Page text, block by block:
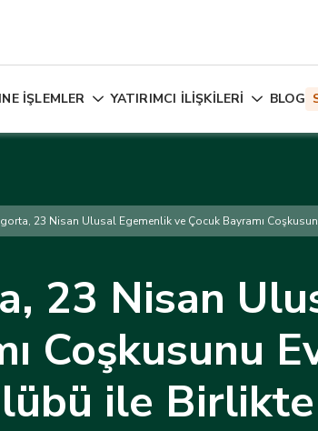
İŞLEMLER YATIRIMCI İLİŞKİLERİ BLOG
23 Nisan Ulusal Egemenlik ve Çocuk Bayramı
23 Nisan
Coşkusunu
ile Birlikte